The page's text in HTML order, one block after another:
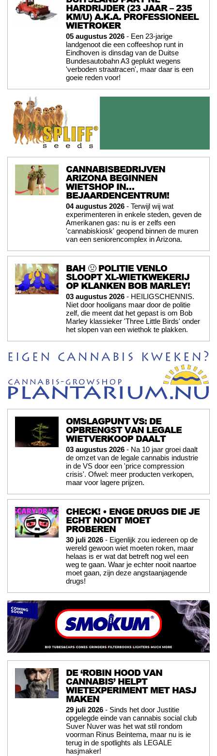
HARDRIJDER (23 JAAR – 235
KM/U) A.K.A. PROFESSIONEEL
WIETROKER
05 augustus 2026 - Een 23-jarige
landgenoot die een coffeeshop runt in
Eindhoven is dinsdag van de Duitse
Bundesautobahn A3 geplukt wegens
'verboden straatracen', maar daar is een
goeie reden voor!
CANNABISBEDRIJVEN
ARIZONA BEGINNEN
WIETSHOP IN…
BEJAARDENCENTRUM!
04 augustus 2026 - Terwijl wij wat
experimenteren in enkele steden, geven de
Amerikanen gas: nu is er zelfs een
'cannabiskiosk' geopend binnen de muren
van een seniorencomplex in Arizona.
BAH 🤢 POLITIE VENLO
SLOOPT XL-WIETKWEKERIJ
OP KLANKEN BOB MARLEY!
03 augustus 2026 - HEILIGSCHENNIS.
Niet door hooligans maar door de politie
zelf, die meent dat het gepast is om Bob
Marley klassieker 'Three Little Birds' onder
het slopen van een wiethok te plakken.
OMSLAGPUNT VS: DE
OPBRENGST VAN LEGALE
WIETVERKOOP DAALT
03 augustus 2026 - Na 10 jaar groei daalt
de omzet van de legale cannabis industrie
in de VS door een 'price compression
crisis'. Ofwel: meer producten verkopen,
maar voor lagere prijzen.
CHECK! • ENGE DRUGS DIE JE
ECHT NOOIT MOET
PROBEREN
30 juli 2026 - Eigenlijk zou iedereen op de
wereld gewoon wiet moeten roken, maar
helaas is er wat dat betreft nog wel een
weg te gaan. Waar je echter nooit naartoe
moet gaan, zijn deze angstaanjagende
drugs!
DE ‘ROBIN HOOD VAN
CANNABIS’ HELPT
WIETEXPERIMENT MET HASJ
MAKEN
29 juli 2026 - Sinds het door Justitie
opgelegde einde van cannabis social club
Suver Nuver was het wat stil rondom
voorman Rinus Beintema, maar nu is ie
terug in de spotlights als LEGALE
hasjmaker!